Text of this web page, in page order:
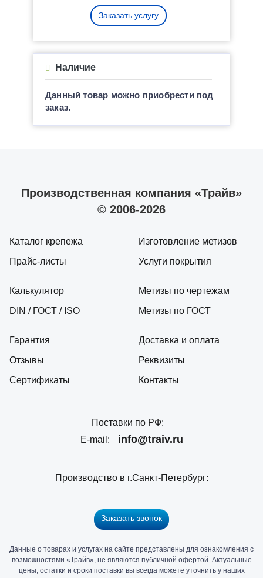
Заказать услугу
Наличие
Данный товар можно приобрести под
заказ.
Производственная компания «Трайв»
© 2006-2026
Каталог крепежа
Прайс-листы
Калькулятор
DIN / ГОСТ / ISO
Гарантия
Отзывы
Сертификаты
Изготовление метизов
Услуги покрытия
Метизы по чертежам
Метизы по ГОСТ
Доставка и оплата
Реквизиты
Контакты
Поставки по РФ:
E-mail:
info@traiv.ru
Производство в г.Санкт-Петербург:
Заказать звонок
Данные о товарах и услугах на сайте представлены для ознакомления с
возможностями «Трайв», не являются публичной офертой. Актуальные
цены, остатки и сроки поставки вы всегда можете уточнить у наших
Главный